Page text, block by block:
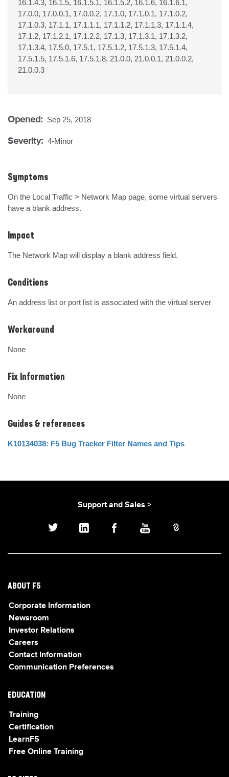
16.1.4.3, 16.1.5, 16.1.5.1, 16.1.5.2, 16.1.6, 16.1.6.1,
17.0.0, 17.0.0.1, 17.0.0.2, 17.1.0, 17.1.0.1, 17.1.0.2,
17.1.0.3, 17.1.1, 17.1.1.1, 17.1.1.2, 17.1.1.3, 17.1.1.4,
17.1.2, 17.1.2.1, 17.1.2.2, 17.1.3, 17.1.3.1, 17.1.3.2,
17.1.3.4, 17.5.0, 17.5.1, 17.5.1.2, 17.5.1.3, 17.5.1.4,
17.5.1.5, 17.5.1.6, 17.5.1.8, 21.0.0, 21.0.0.1, 21.0.0.2,
21.0.0.3
Opened: Sep 25, 2018
Severity: 4-Minor
Symptoms
On the Local Traffic > Network Map page, some virtual servers
have a blank address.
Impact
The Network Map will display a blank address field.
Conditions
An address list or port list is associated with the virtual server
Workaround
None
Fix Information
None
Guides & references
K10134038: F5 Bug Tracker Filter Names and Tips
Support and Sales >
ABOUT F5
Corporate Information
Newsroom
Investor Relations
Careers
Contact Information
Communication Preferences
EDUCATION
Training
Certification
LearnF5
Free Online Training